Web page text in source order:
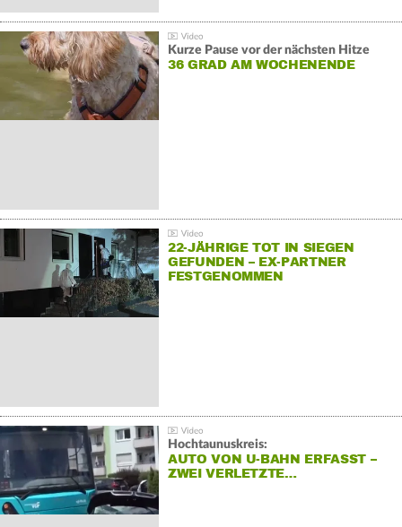
Kurze Pause vor der nächsten Hitze
36 GRAD AM WOCHENENDE
22-JÄHRIGE TOT IN SIEGEN
GEFUNDEN – EX-PARTNER
FESTGENOMMEN
Hochtaunuskreis:
AUTO VON U-BAHN ERFASST –
ZWEI VERLETZTE…